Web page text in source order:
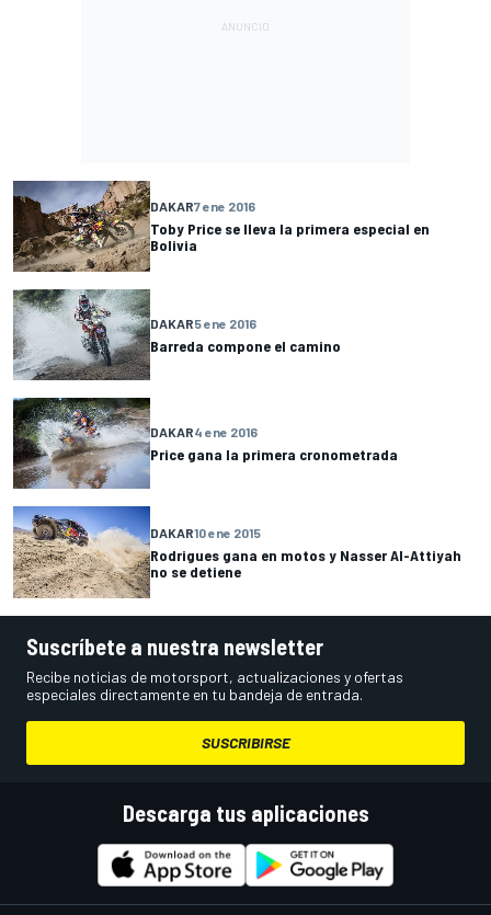
DAKAR7 ene 2016
Toby Price se lleva la primera especial en
Bolivia
DAKAR5 ene 2016
Barreda compone el camino
DAKAR4 ene 2016
Price gana la primera cronometrada
DAKAR10 ene 2015
Rodrigues gana en motos y Nasser Al-Attiyah
no se detiene
Suscríbete a nuestra newsletter
Recibe noticias de motorsport, actualizaciones y ofertas
especiales directamente en tu bandeja de entrada.
SUSCRIBIRSE
Descarga tus aplicaciones